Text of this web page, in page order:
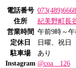
電話番号 073(489)6668
住所
紀美野町長
営業時間 午前9時～
定休日
日曜、祝日
駐車場
あり
Instagram @coa__126